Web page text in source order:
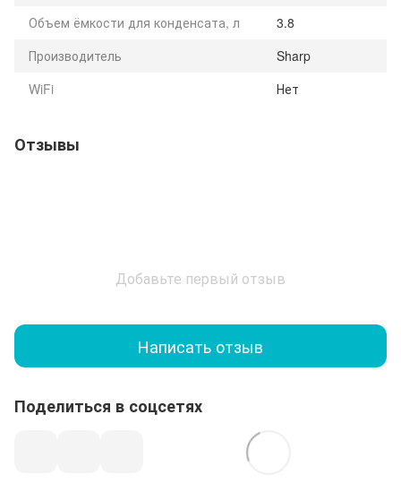
Объем ёмкости для конденсата, л
3.8
Производитель
Sharp
WiFi
Нет
Отзывы
Добавьте первый отзыв
Написать отзыв
Поделиться в соцсетях